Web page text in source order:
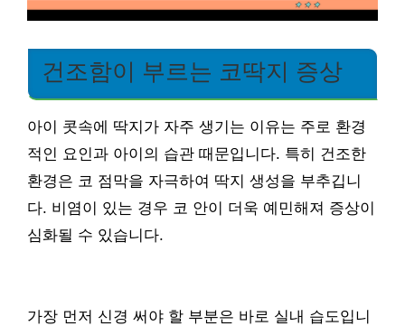
건조함이 부르는 코딱지 증상
아이 콧속에 딱지가 자주 생기는 이유는 주로 환경
적인 요인과 아이의 습관 때문입니다. 특히 건조한
환경은 코 점막을 자극하여 딱지 생성을 부추깁니
다. 비염이 있는 경우 코 안이 더욱 예민해져 증상이
심화될 수 있습니다.
가장 먼저 신경 써야 할 부분은 바로 실내 습도입니